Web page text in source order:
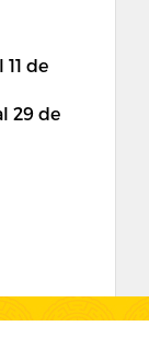
de
29 de